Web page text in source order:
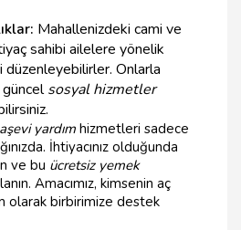
Mahallenizdeki cami ve
sahibi ailelere yönelik
düzenleyebilirler. Onlarla
sosyal hizmetler
yardım hizmetleri sadece
İhtiyacınız olduğunda
ve bu ücretsiz yemek
Amacımız, kimsenin aç
olarak birbirimize destek